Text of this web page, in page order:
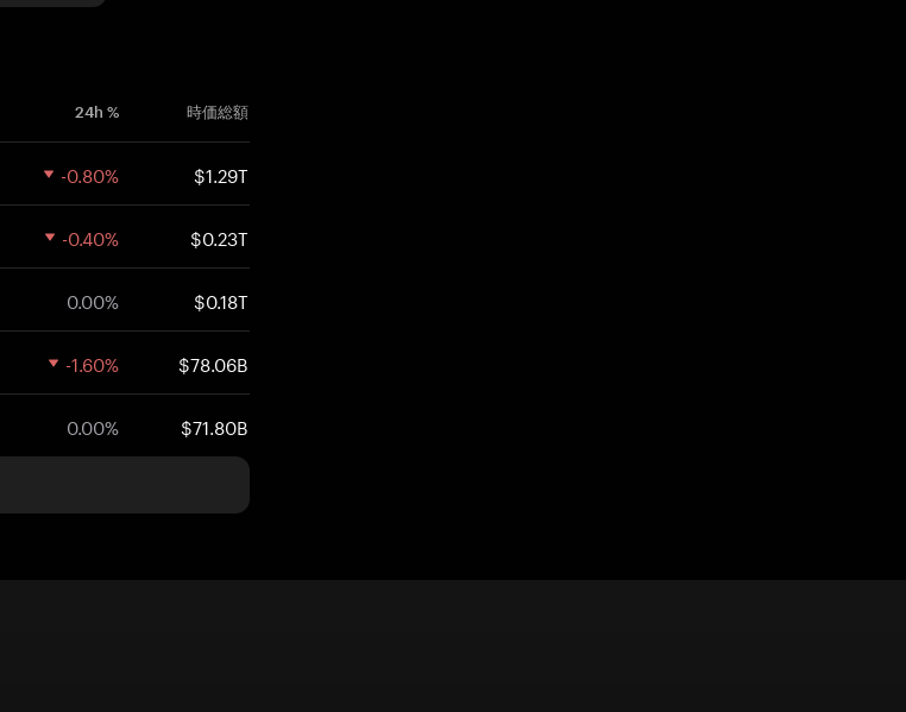
24h % 時価総額
-0.80% $1.29T
-0.40% $0.23T
0.00% $0.18T
-1.60% $78.06B
0.00% $71.80B